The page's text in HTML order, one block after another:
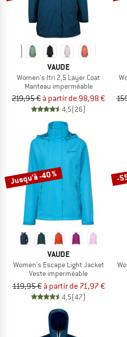
VAUDE
Women's Itri 2,5 Layer Coat
Manteau imperméable
219,95 € à partir de 98,98 €
4,5(26)
Jusqu'à -40 %
VAUDE
Women's Escape Light Jacket
Veste imperméable
119,95 € à partir de 71,97 €
4,5(47)
-